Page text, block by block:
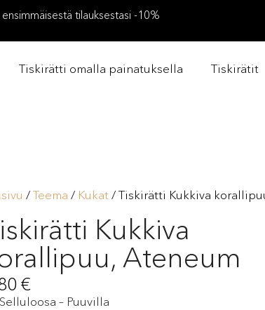
tilauksestasi -10%
Tiskirätti omalla painatuksella Tiskirätit
/Teema / Kukat/ Tiskirätti Kukkiva
Kukkiva
Ateneum
€
Selluloosa – Puuvilla